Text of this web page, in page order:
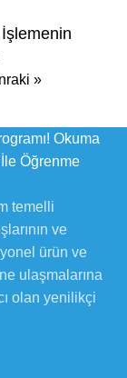
»
temelli
ve
ürün ve
ulaşmalarına
olan yenilikçi